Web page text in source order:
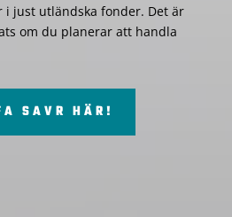
i just utländska fonder. Det är
om du planerar att handla
SAVR HÄR!